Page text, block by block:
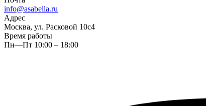
info@asabella.ru
Адрес
Москва, ул. Расковой 10с4
Время работы
Пн—Пт 10:00 – 18:00